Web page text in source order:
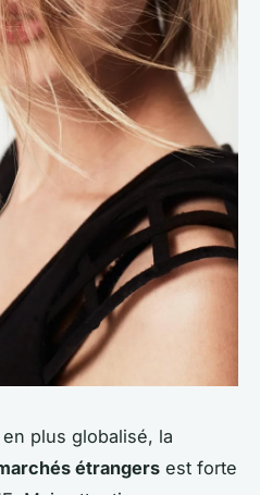
plus globalisé, la
étrangers est forte